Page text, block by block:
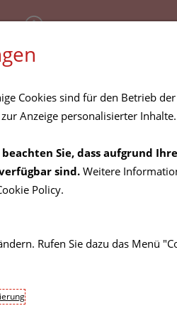
Cookies sind für den Betrieb der
Anzeige personalisierter Inhalte.
Sie, dass aufgrund
sind. Weitere
Policy.
Rufen Sie dazu das Menü